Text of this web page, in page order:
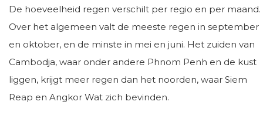
De hoeveelheid regen verschilt per regio en per maand.
Over het algemeen valt de meeste regen in september
en oktober, en de minste in mei en juni. Het zuiden van
Cambodja, waar onder andere Phnom Penh en de kust
liggen, krijgt meer regen dan het noorden, waar Siem
Reap en Angkor Wat zich bevinden.